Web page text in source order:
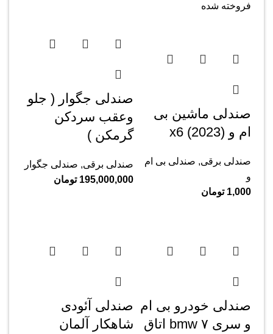
فروخته شده
صندلی ماشین بی
ام و x6 (2023)
صندلی برقی, صندلی بی ام
و
1,000 تومان
صندلی جگوار ( جلو
وعقب سردکن
گرمکن )
صندلی برقی, صندلی جگوار
195,000,000 تومان
صندلی خودرو بی ام
و سری ۷ bmw اتاق
صندلی آئودی
شاهکار آلمان